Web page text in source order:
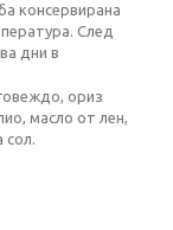
консервирана
След
дни в
ориз
масло от лен,
сол.